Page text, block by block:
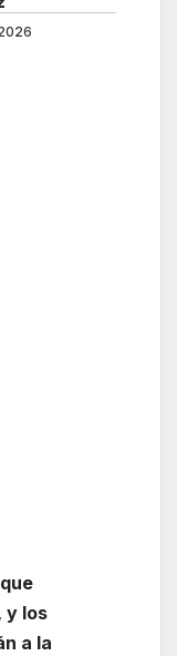
y los
a la